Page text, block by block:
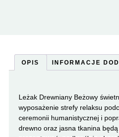
OPIS INFORMACJE
Leżak Drewniany Beżowy
wyposażenie strefy relaksu
ceremonii humanistycznej i
drewno oraz jasna tkanina